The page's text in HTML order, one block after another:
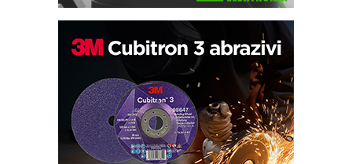
Efikasno upravljanje energijom
Automatizacija pakovanja · Display
(Shelf-Ready) omotnice
Potpuna efikasnost bez složenih